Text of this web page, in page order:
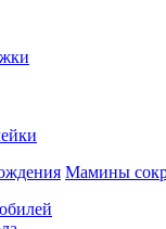
Мамины